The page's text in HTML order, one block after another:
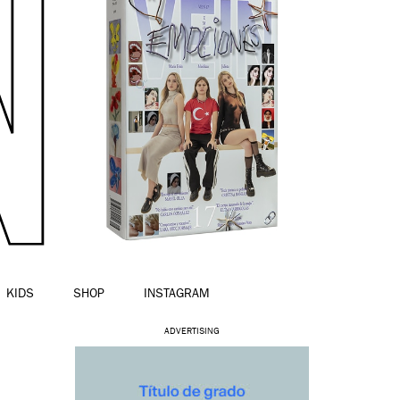
KIDS SHOP INSTAGRAM
ADVERTISING